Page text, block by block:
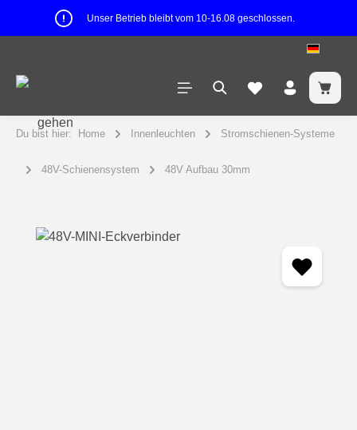
Unser Betrieb bleibt vom 10-16.08 geschlossen.
Du bist hier: Home Innenleuchten Stromschienen-Systeme
48V-Schienensystem 48V Aufbau 30mm